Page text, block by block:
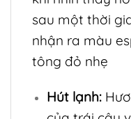
sau một thời
nhận ra màu
tông đỏ nhẹ
Hút lạnh: